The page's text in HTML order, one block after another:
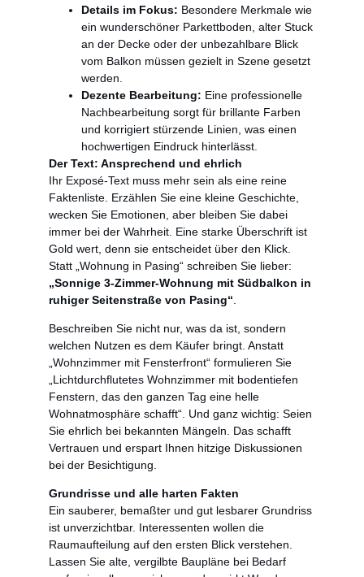
Details im Fokus: Besondere Merkmale wie
ein wunderschöner Parkettboden, alter Stuck
an der Decke oder der unbezahlbare Blick
vom Balkon müssen gezielt in Szene gesetzt
werden.
Dezente Bearbeitung: Eine professionelle
Nachbearbeitung sorgt für brillante Farben
und korrigiert stürzende Linien, was einen
hochwertigen Eindruck hinterlässt.
Der Text: Ansprechend und ehrlich
Ihr Exposé-Text muss mehr sein als eine reine
Faktenliste. Erzählen Sie eine kleine Geschichte,
wecken Sie Emotionen, aber bleiben Sie dabei
immer bei der Wahrheit. Eine starke Überschrift ist
Gold wert, denn sie entscheidet über den Klick.
Statt „Wohnung in Pasing“ schreiben Sie lieber:
„Sonnige 3-Zimmer-Wohnung mit Südbalkon in
ruhiger Seitenstraße von Pasing“
Beschreiben Sie nicht nur, was da ist, sondern
welchen Nutzen es dem Käufer bringt. Anstatt
„Wohnzimmer mit Fensterfront“ formulieren Sie
„Lichtdurchflutetes Wohnzimmer mit bodentiefen
Fenstern, das den ganzen Tag eine helle
Wohnatmosphäre schafft“. Und ganz wichtig: Seien
Sie ehrlich bei bekannten Mängeln. Das schafft
Vertrauen und erspart Ihnen hitzige Diskussionen
bei der Besichtigung.
Grundrisse und alle harten Fakten
Ein sauberer, bemaßter und gut lesbarer Grundriss
ist unverzichtbar. Interessenten wollen die
Raumaufteilung auf den ersten Blick verstehen.
Lassen Sie alte, vergilbte Baupläne bei Bedarf